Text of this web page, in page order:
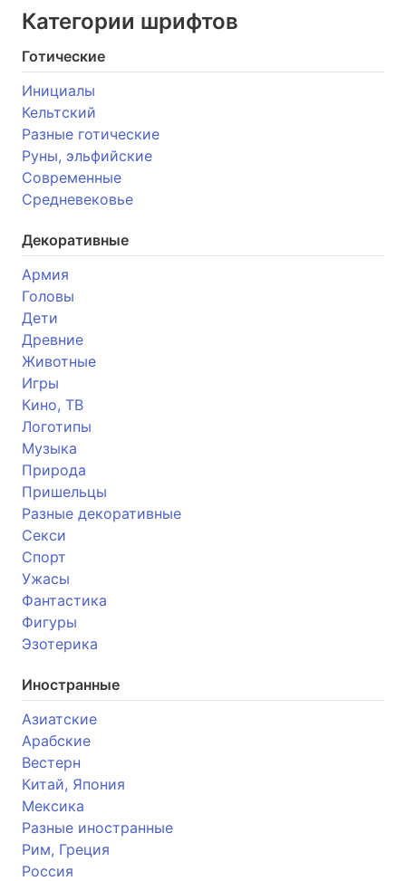
Категории шрифтов
Готические
Инициалы
Кельтский
Разные готические
Руны, эльфийские
Современные
Средневековье
Декоративные
Армия
Головы
Дети
Древние
Животные
Игры
Кино, ТВ
Логотипы
Музыка
Природа
Пришельцы
Разные декоративные
Секси
Спорт
Ужасы
Фантастика
Фигуры
Эзотерика
Иностранные
Азиатские
Арабские
Вестерн
Китай, Япония
Мексика
Разные иностранные
Рим, Греция
Россия